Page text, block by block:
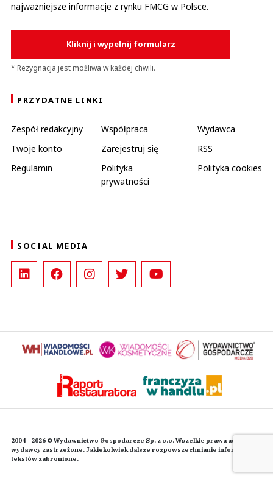
najważniejsze informacje z rynku FMCG w Polsce.
Kliknij i wypełnij formularz
* Rezygnacja jest możliwa w każdej chwili.
PRZYDATNE LINKI
Zespół redakcyjny Współpraca
Wydawca
Twoje konto
Zarejestruj się
RSS
Regulamin
Polityka
prywatności
Polityka cookies
SOCIAL MEDIA
2004 - 2026 © Wydawnictwo Gospodarcze Sp. z o.o. Wszelkie prawa autorskie
wydawcy zastrzeżone. Jakiekolwiek dalsze rozpowszechnianie informacji i
tekstów zabronione.